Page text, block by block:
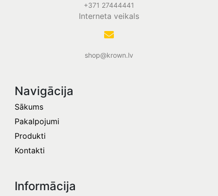
+371 27444441
Interneta veikals
shop@krown.lv
Navigācija
Sākums
Pakalpojumi
Produkti
Kontakti
Informācija​